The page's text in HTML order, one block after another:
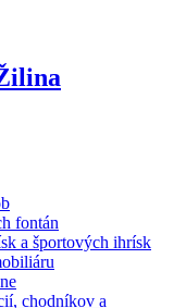
fontán
a športových ihrísk
chodníkov a